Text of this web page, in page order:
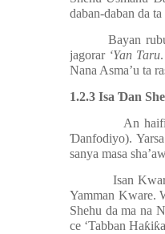
daban-daban da
Bayan
jagorar ‘Yan Taru.
Nana Asma’u ta
1.2.3 Isa Ɗan
An
Ɗanfodiyo).
sanya masa
Isan
Yamman Kware.
Shehu da ma na
ce ‘Tabban Haƙiƙ